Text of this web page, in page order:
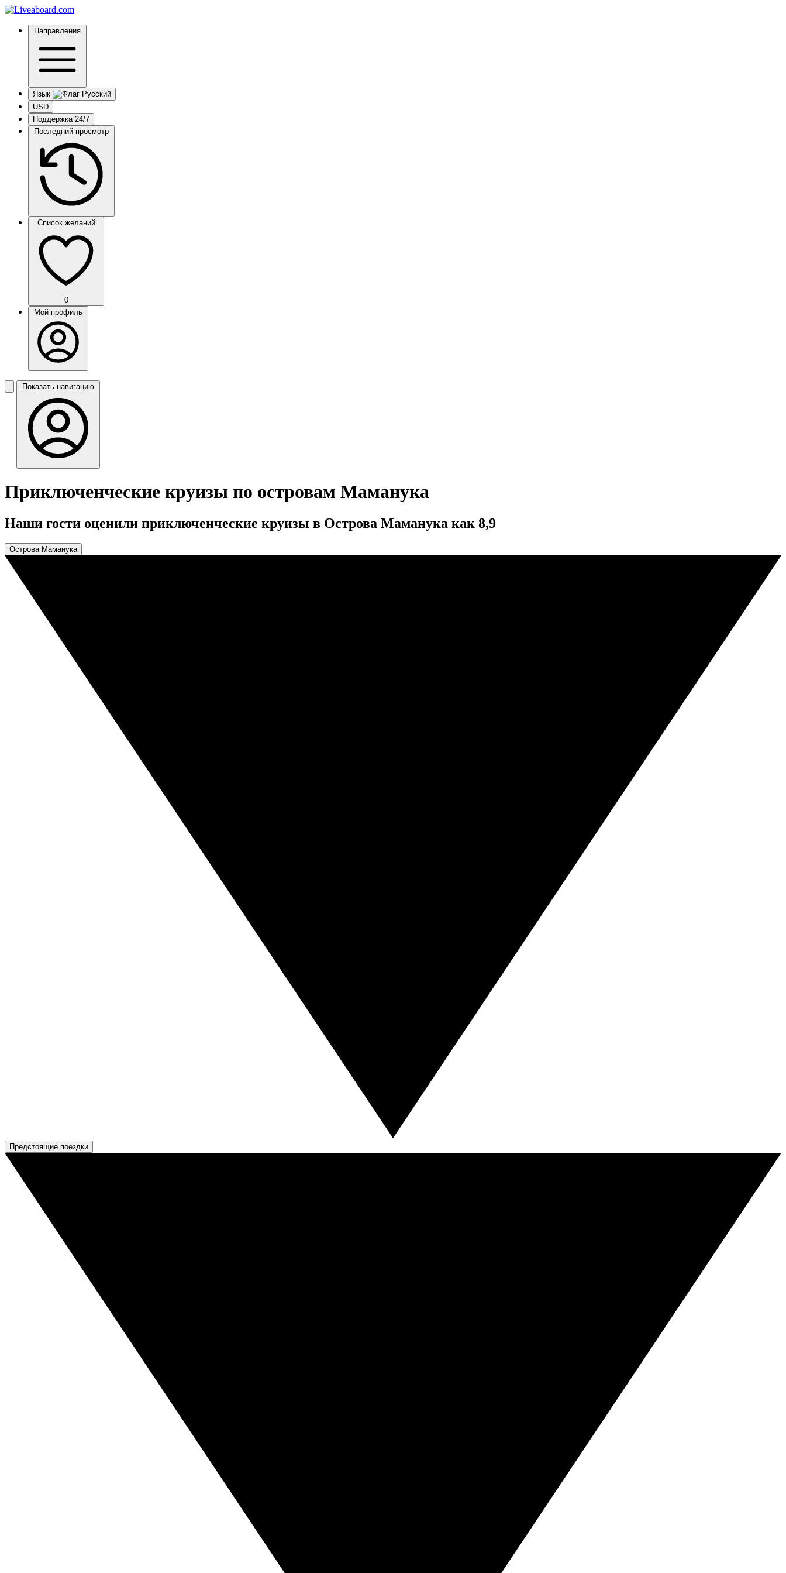
Направления
Язык
USD
Поддержка 24/7
Последний просмотр
Список желаний
0
Мой профиль
Показать навигацию
Приключенческие круизы по островам Маманука
Наши гости оценили приключенческие круизы в Острова Маманука как 8,9
Острова Маманука
Предстоящие поездки